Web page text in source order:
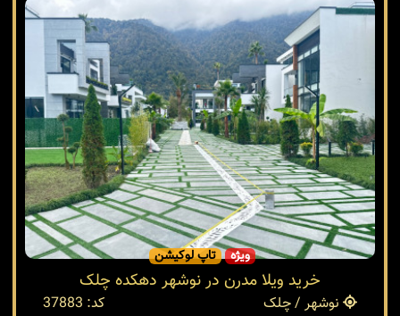
ویژه تاپ لوکیشن
خرید ویلا مدرن در نوشهر دهکده چلک
نوشهر / چلک
کد: 37883